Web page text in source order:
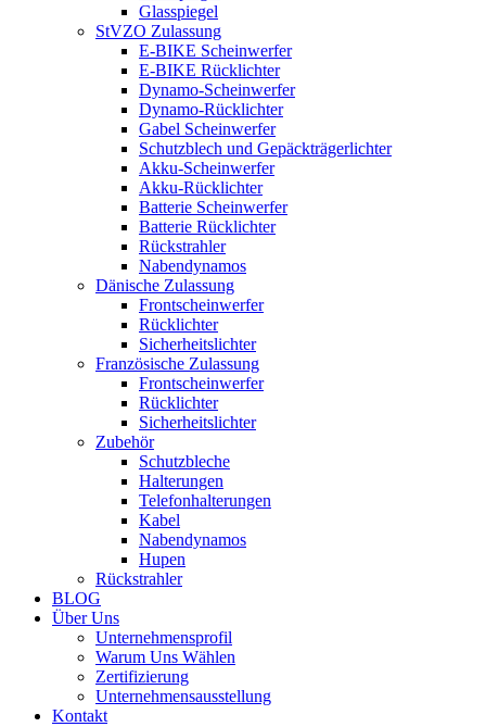
Glasspiegel
StVZO Zulassung
E-BIKE Scheinwerfer
E-BIKE Rücklichter
Dynamo-Scheinwerfer
Dynamo-Rücklichter
Gabel Scheinwerfer
Schutzblech und Gepäckträgerlichter
Akku-Scheinwerfer
Akku-Rücklichter
Batterie Scheinwerfer
Batterie Rücklichter
Rückstrahler
Nabendynamos
Dänische Zulassung
Frontscheinwerfer
Rücklichter
Sicherheitslichter
Französische Zulassung
Frontscheinwerfer
Rücklichter
Sicherheitslichter
Zubehör
Schutzbleche
Halterungen
Telefonhalterungen
Kabel
Nabendynamos
Hupen
Rückstrahler
BLOG
Über Uns
Unternehmensprofil
Warum Uns Wählen
Zertifizierung
Unternehmensausstellung
Kontakt